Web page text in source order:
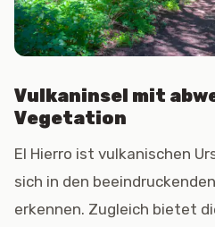
Vulkaninsel mit
Vegetation
El Hierro ist vulkanischen
sich in den
erkennen. Zugleich bietet